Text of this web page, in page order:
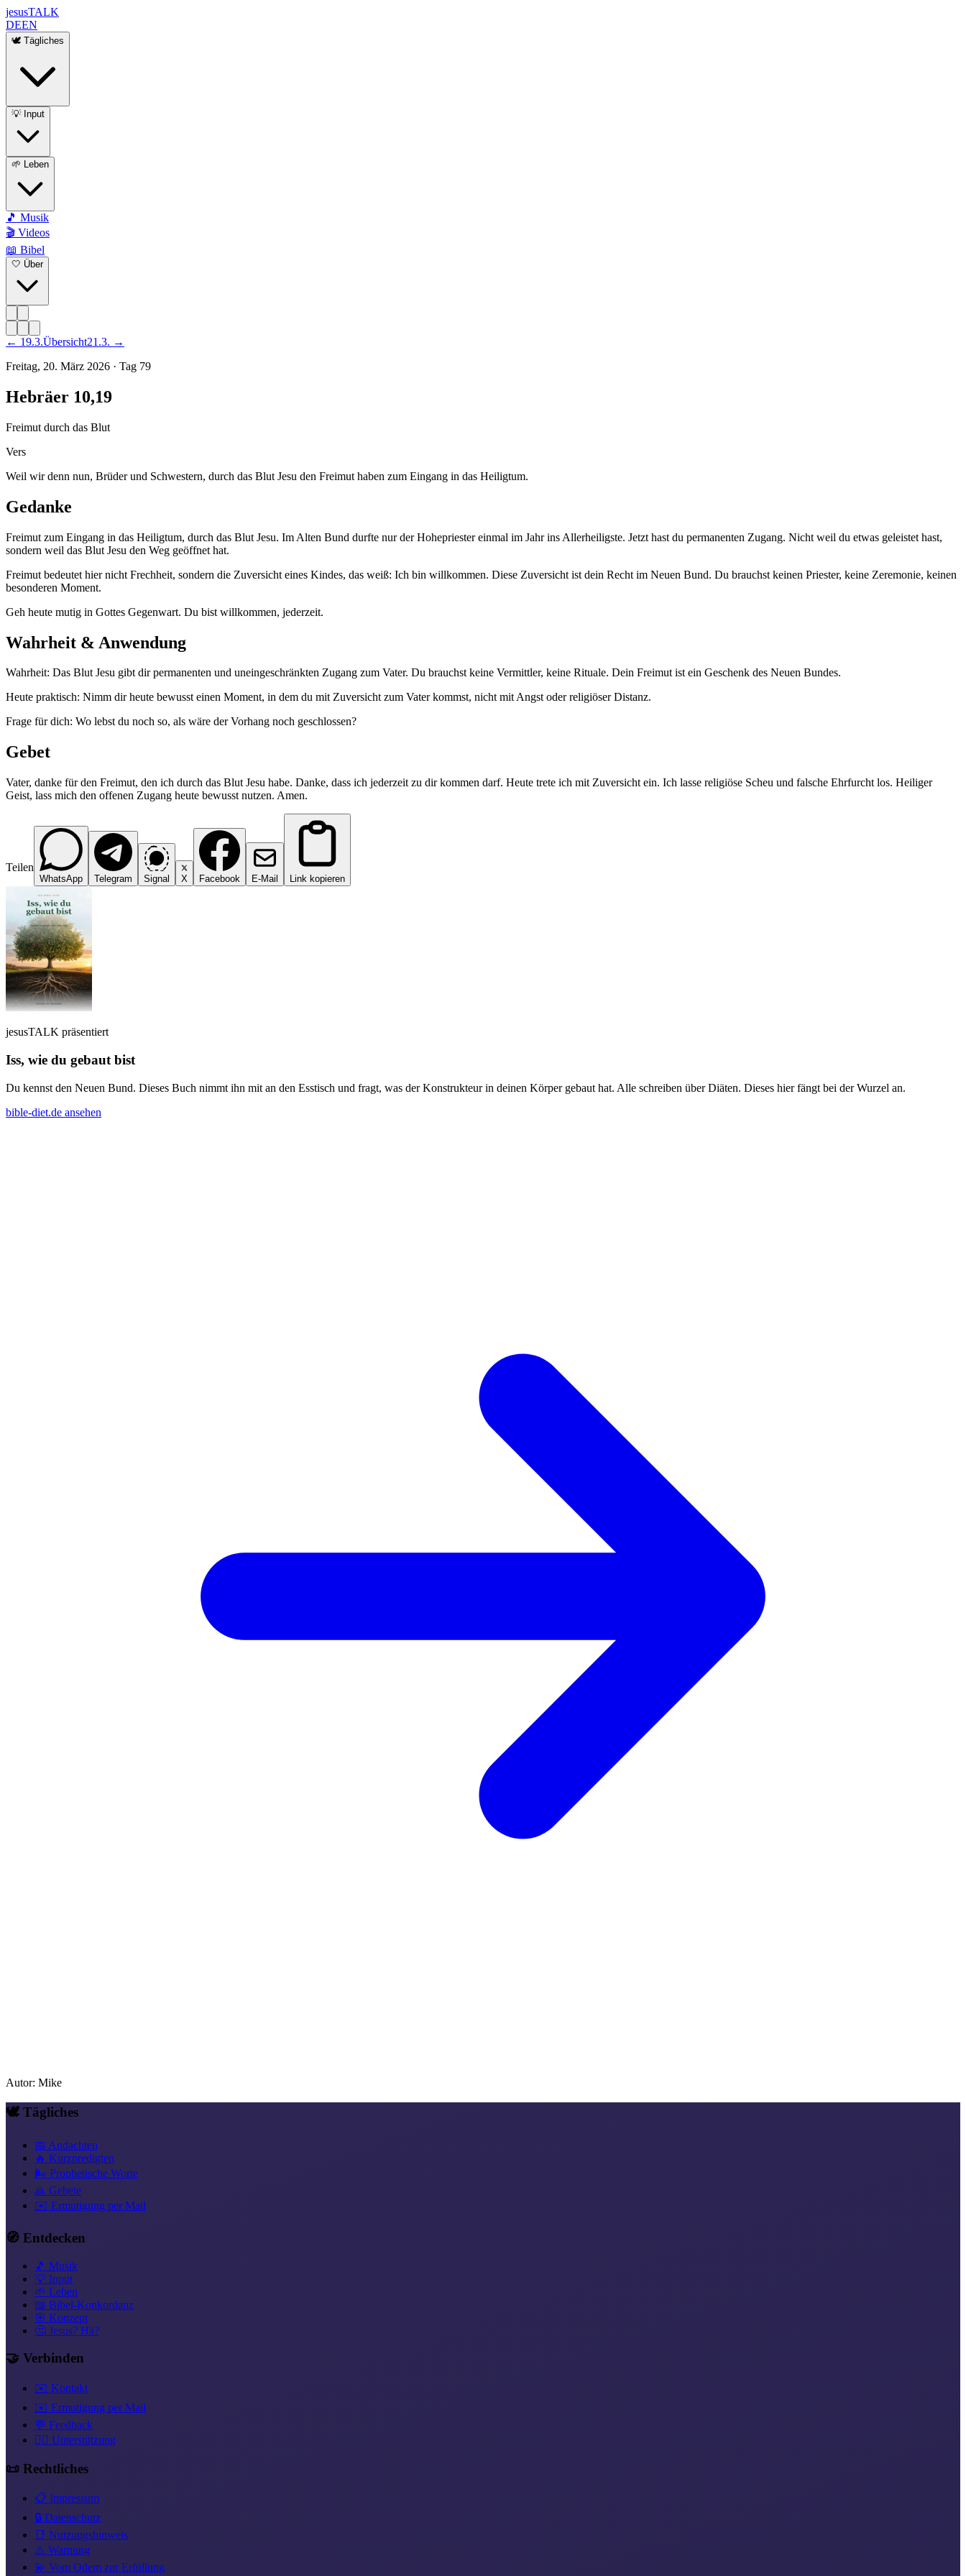
jesusTALK
DEEN
🕊️ Tägliches
💡 Input
🌱 Leben
🎵 Musik
🎬 Videos
📖 Bibel
🤍 Über
← 19.3.Übersicht21 .3. →
Freitag, 20. März 2026 · Tag 79
Hebräer 10,19
Freimut durch das Blut
Vers
Weil wir denn nun, Brüder und Schwestern, durch das Blut Jesu den Freimut haben zum Eingang in das Heiligtum.
Gedanke
Freimut zum Eingang in das Heiligtum, durch das Blut Jesu. Im Alten Bund durfte nur der Hohepriester einmal im Jahr ins Allerheiligste. Jetzt hast du permanenten Zugang. Nicht weil du etwas geleistet hast,
sondern weil das Blut Jesu den Weg geöffnet hat.
Freimut bedeutet hier nicht Frechheit, sondern die Zuversicht eines Kindes, das weiß: Ich bin willkommen. Diese Zuversicht ist dein Recht im Neuen Bund. Du brauchst keinen Priester, keine Zeremonie, keinen
besonderen Moment.
Geh heute mutig in Gottes Gegenwart. Du bist willkommen, jederzeit.
Wahrheit & Anwendung
Wahrheit: Das Blut Jesu gibt dir permanenten und uneingeschränkten Zugang zum Vater. Du brauchst keine Vermittler, keine Rituale. Dein Freimut ist ein Geschenk des Neuen Bundes.
Heute praktisch: Nimm dir heute bewusst einen Moment, in dem du mit Zuversicht zum Vater kommst, nicht mit Angst oder religiöser Distanz.
Frage für dich: Wo lebst du noch so, als wäre der Vorhang noch geschlossen?
Gebet
Vater, danke für den Freimut, den ich durch das Blut Jesu habe. Danke, dass ich jederzeit zu dir kommen darf. Heute trete ich mit Zuversicht ein. Ich lasse religiöse Scheu und falsche Ehrfurcht los. Heiliger
Geist, lass mich den offenen Zugang heute bewusst nutzen. Amen.
Teilen
WhatsApp Telegram Signal X Facebook E-Mail Link kopieren
jesusTALK präsentiert
Iss, wie du gebaut bist
Du kennst den Neuen Bund. Dieses Buch nimmt ihn mit an den Esstisch und fragt, was der Konstrukteur in deinen Körper gebaut hat. Alle schreiben über Diäten. Dieses hier fängt bei der Wurzel an.
bible-diet.de ansehen
Autor: Mike
🕊️ Tägliches
📅 Andachten
🔥 Kurzpredigten
🌬️ Prophetische Worte
🙏 Gebete
✉️ Ermutigung per Mail
🧭 Entdecken
🎵 Musik
💡 Input
🌱 Leben
📖 Bibel-Konkordanz
🎯 Konzept
🤔 Jesus? Hä?
🤝 Verbinden
✉️ Kontakt
✉️ Ermutigung per Mail
💬 Feedback
❤️‍🔥 Unterstützung
📜 Rechtliches
📋 Impressum
🔒 Datenschutz
📑 Nutzungshinweis
⚠️ Warnung
💫 Vom Odem zur Erfüllung